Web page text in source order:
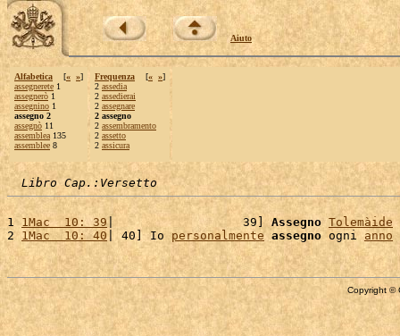
Aiuto
Alfabetica [« »]
assegnerete 1
assegnerò 1
assegnino 1
assegno 2
assegnò 11
assemblea 135
assemblee 8
Frequenza [« »]
2 assedia
2 assedierai
2 assegnare
2 assegno
2 assembramento
2 assetto
2 assicura
Libro Cap.:Versetto
1 1Mac  10: 39|                  39] Assegno Tolemàide
2 1Mac  10: 40 | 40] Io personalmente assegno ogni anno
Copyright ©